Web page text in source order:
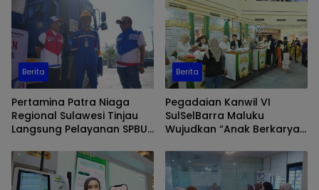
Berita
Pertamina Patra Niaga
Regional Sulawesi Tinjau
Langsung Pelayanan SPBU
Distribusi Biosolar Berjalan
Optimal
Berita
Pegadaian Kanwil VI
SulSelBarra Maluku
Wujudkan “Anak Berkarya,
Pameran UMKM dan Bazar
Emas